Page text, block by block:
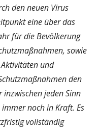
den neuen Virus
eine über das
für die Bevölkerung
sowie
und
den
jeden Sinn
noch in Kraft. Es
vollständig